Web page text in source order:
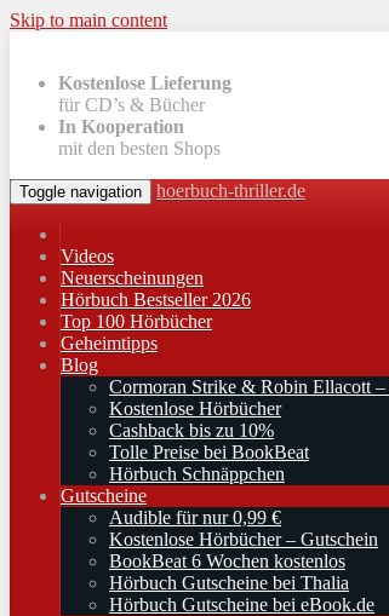
Skip to main content
Kostenlose Lieferung
für CD’s & Bücher
In Kooperation
mit den besten Shops
Toggle navigation hoerbuch-thriller.de
Videos
Neuerscheinungen
Hörbuch Bestseller 2026
Top 100 Hörbücher
Geheimtipps
Blog
Cormoran Strike & Robin Ellacott
Kostenlose Hörbücher
Cashback bis zu 10%
Tolle Preise bei BookBeat
Hörbuch Schnäppchen
Gutscheine
Audible für nur 0,99 €
Kostenlose Hörbücher – Gutschein
BookBeat 6 Wochen kostenlos
Hörbuch Gutscheine bei Thalia
Hörbuch Gutscheine bei eBook.de